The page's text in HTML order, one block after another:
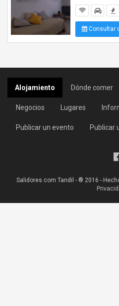
Consultar
Alojamiento Dónde comer
Negocios Lugares
Publicar un evento Publicar
Salidores.com Tandil - ® 2016 -